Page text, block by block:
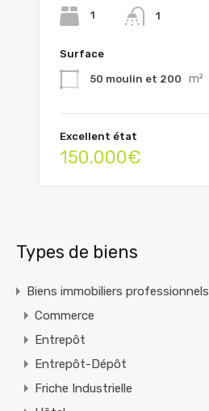
1 1
Surface
50 moulin et 200 m²
Excellent état
150.000€
Types de biens
Biens immobiliers professionnels
Commerce
Entrepôt
Entrepôt-Dépôt
Friche Industrielle